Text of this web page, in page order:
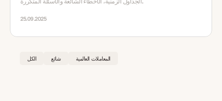
25.09.2025
الكل شائع المعاملات العالمية